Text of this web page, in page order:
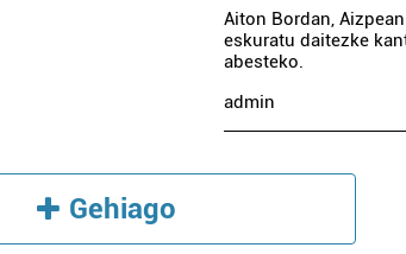
Aiton Bordan,
eskuratu daitezke
abesteko.
admin
Gehiago